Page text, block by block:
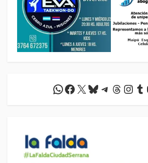
WhatsApp
Facebook
X Bluesky